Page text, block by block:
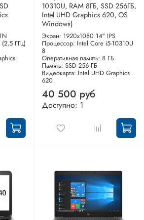
ГГц)
10310U, RAM 8ГБ, SSD 256ГБ,
Intel UHD Graphics 620, OS
Windows)
Экран: 1920x1080 14" IPS
Процессор: Intel Core i5-10310U
8
Оперативная память: 8 ГБ
Память: SSD 256 ГБ
Видеокарта: Intel UHD Graphics
620
40 500 руб
Доступно: 1